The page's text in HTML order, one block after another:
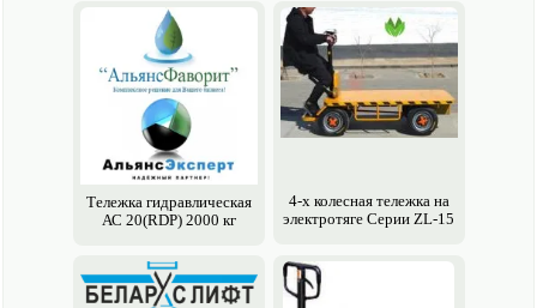
Тележка гидравлическая
АС 20(RDP) 2000 кг
4-х колесная тележка на
электро­тяге Серии ZL-15